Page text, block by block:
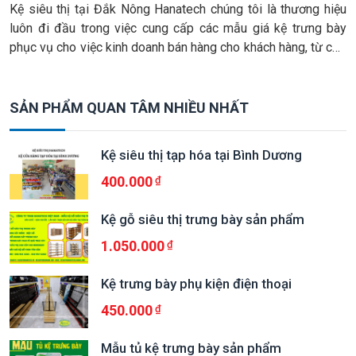
Kệ siêu thị tại Đắk Nông Hanatech chúng tôi là thương hiệu
luôn đi đầu trong việc cung cấp các mẫu giá kệ trưng bày
phục vụ cho việc kinh doanh bán hàng cho khách hàng, từ cửa
SẢN PHẨM QUAN TÂM NHIỀU NHẤT
Kệ siêu thị tạp hóa tại Bình Dương
400.000
Kệ gỗ siêu thị trưng bày sản phẩm
1.050.000
Kệ trưng bày phụ kiện điện thoại
450.000
Mẫu tủ kệ trưng bày sản phẩm